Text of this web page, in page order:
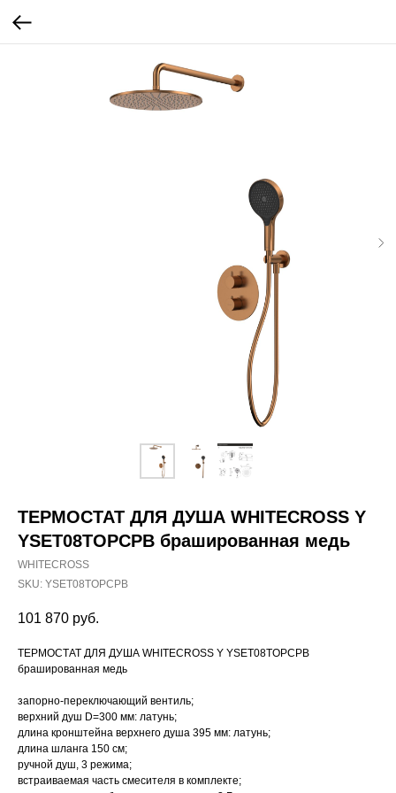
ТЕРМОСТАТ ДЛЯ ДУША WHITECROSS Y
YSET08TOPCPB брашированная медь
WHITECROSS
SKU: YSET08TOPCPB
101 870 руб.
ТЕРМОСТАТ ДЛЯ ДУША WHITECROSS Y YSET08TOPCPB
брашированная медь
запорно-переключающий вентиль;
верхний душ D=300 мм: латунь;
длина кронштейна верхнего душа 395 мм: латунь;
длина шланга 150 см;
ручной душ, 3 режима;
встраиваемая часть смесителя в комплекте;